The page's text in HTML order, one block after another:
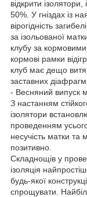
відкрити
50%. У гніздах із
вірогідність
за ізольованої
клубу за
кормові рамки
клуб має дещо
заставних
- Весняний випуск
З настанням
ізолятори
проведенням
несучість матки та
позитивно.
Складнощів у
ізоляція
будь-якої
спрощувати.